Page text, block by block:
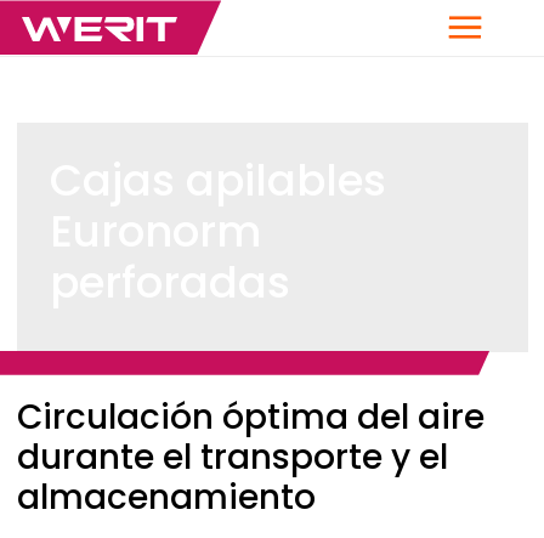
Menú
Breadcrumb
Circulación óptima del aire
durante el transporte y el
almacenamiento